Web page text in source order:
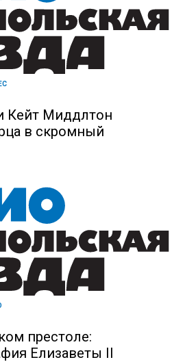
Кейт Миддлтон
в скромный
престоле:
Елизаветы II